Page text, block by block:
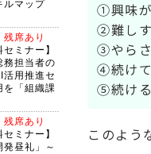
①興味
②難し
③やら
④続け
⑤続け
このよう